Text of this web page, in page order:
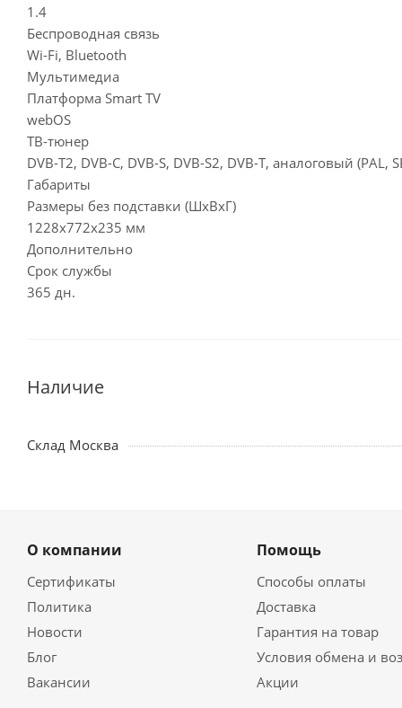
1.4
Беспроводная связь
Wi-Fi, Bluetooth
Мультимедиа
Платформа Smart TV
webOS
ТВ-тюнер
DVB-T2, DVB-C, DVB-S, DVB-S2, DVB-T, аналоговый (PAL,
Габариты
Размеры без подставки (ШxВxГ)
1228x772x235 мм
Дополнительно
Срок службы
365 дн.
Наличие
Склад Москва
О компании
Сертификаты
Политика
Новости
Блог
Вакансии
Помощь
Способы оплаты
Доставка
Гарантия на товар
Условия обмена и
Акции